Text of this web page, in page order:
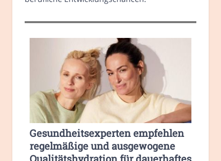
Gesundheitsexperten empfehlen
regelmäßige und ausgewogene
Qualitätshydration für dauerhaftes